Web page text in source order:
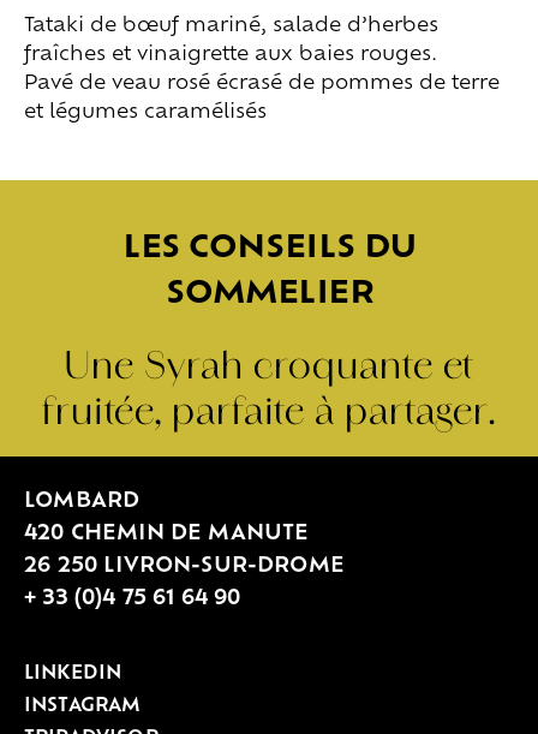
Tataki de bœuf mariné, salade d’herbes
fraîches et vinaigrette aux baies rouges.
Pavé de veau rosé écrasé de pommes de terre
et légumes caramélisés
LES CONSEILS DU
SOMMELIER
Une Syrah croquante et
fruitée, parfaite à partager.
LOMBARD
420 CHEMIN DE MANUTE
26 250 LIVRON-SUR-DROME
+ 33 (0)4 75 61 64 90
LINKEDIN
INSTAGRAM